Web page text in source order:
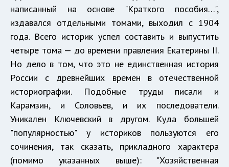
написанный на основе "Краткого пособия…",
издавался отдельными томами, выходил с 1904
года. Всего историк успел составить и выпустить
четыре тома — до времени правления Екатерины II.
Но дело в том, что это не единственная история
России с древнейших времен в отечественной
историографии. Подобные труды писали и
Карамзин, и Соловьев, и их последователи.
Уникален Ключевский в другом. Куда большей
"популярностью" у историков пользуются его
сочинения, так сказать, прикладного характера
(помимо указанных выше): "Хозяйственная